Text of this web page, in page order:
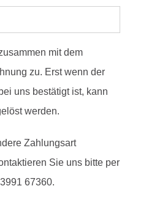
mit dem
zu. Erst wenn der
uns bestätigt ist, kann
werden.
Zahlungsart
Sie uns bitte per
67360.